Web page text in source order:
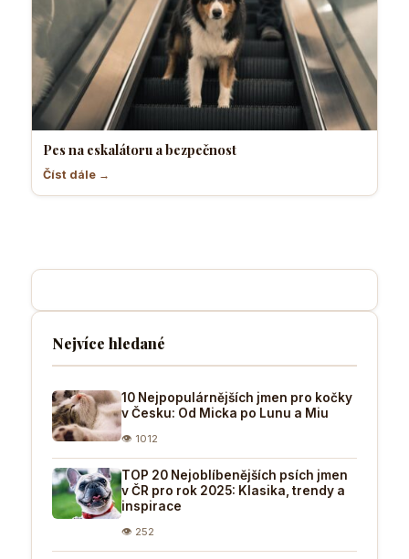
Pes na eskalátoru a bezpečnost
Číst dále →
Nejvíce hledané
10 Nejpopulárnějších jmen pro kočky
v Česku: Od Micka po Lunu a Miu
👁 1012
TOP 20 Nejoblíbenějších psích jmen
v ČR pro rok 2025: Klasika, trendy a
inspirace
👁 252